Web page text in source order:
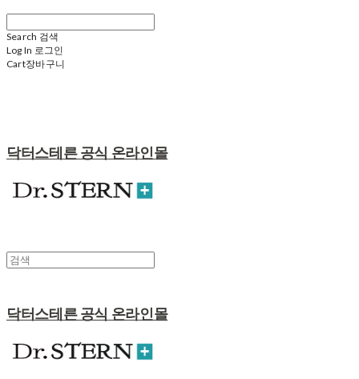
Search 검색
Log In 로그인
Cart장바구니
닥터스테른 공식 온라인몰
닥터스테른 공식 온라인몰